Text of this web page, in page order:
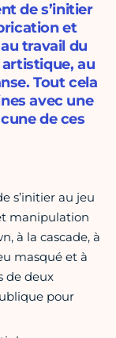
de s’initier
et
travail du
artistique, au
Tout cela
avec une
de ces
s’initier au jeu
manipulation
à la cascade, à
masqué et à
de deux
pour